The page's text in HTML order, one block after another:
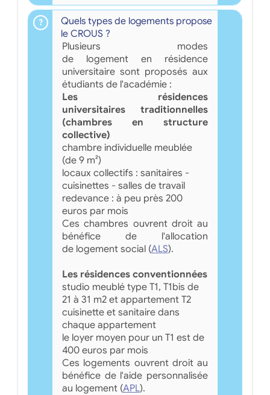
Quels types de logements propose
le CROUS ?
Plusieurs modes
de logement en résidence
universitaire sont proposés aux
étudiants de l'académie :
Les résidences
universitaires traditionnelles
(chambres en structure
collective)
chambre individuelle meublée
(de 9 m²)
locaux collectifs : sanitaires -
cuisinettes - salles de travail
redevance : à peu près 200
euros par mois
Ces chambres ouvrent droit au
bénéfice de l'allocation
de logement social (ALS).
Les résidences conventionnées
studio meublé type T1, T1bis de
21 à 31 m2 et appartement T2
cuisinette et sanitaire dans
chaque appartement
le loyer moyen pour un T1 est de
400 euros par mois
Ces logements ouvrent droit au
bénéfice de l'aide personnalisée
au logement (APL).